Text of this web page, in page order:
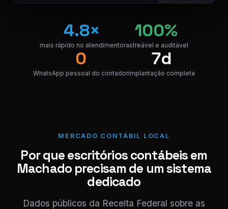
da nota.
PDF · 248 KB
NF competência 05/
enviada. Registrado
AB12-CD.
Digite uma
4.8×
mais rápido no atendimento
100%
rastreável e auditável
0
WhatsApp pessoal do contador
7d
implantação completa
MERCADO CONTÁBIL LOCAL
Por que escritórios contábeis em
Machado precisam de um sistema
dedicado
Dados públicos da Receita Federal sobre as